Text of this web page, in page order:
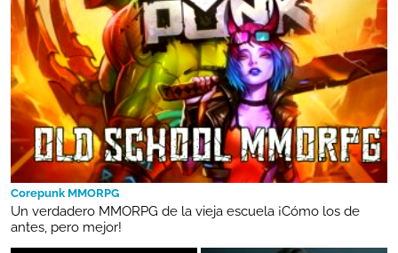
Corepunk MMORPG
Un verdadero MMORPG de la vieja escuela ¡Cómo los de
antes, pero mejor!